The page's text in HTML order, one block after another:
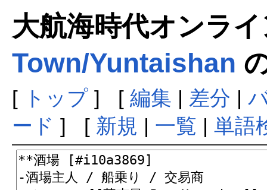
大航海時代オンラ
Town/Yuntaishan
[ トップ] [ 編集 | 差分 |
ード ] [ 新規 | 一覧 | 単語